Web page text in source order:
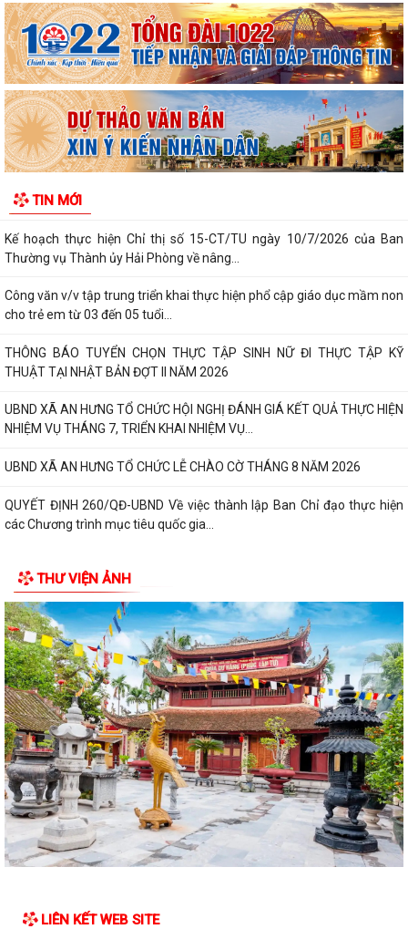
TIN MỚI
HỘI NGHỊ GIAO BAN DƯ LUẬN XÃ HỘI THÁNG 7/2026
XÃ AN HƯNG TẬP TRUNG TRIỂN KHAI PHỔ CẬP GIÁO DỤC MẦM NON
CHO TRẺ EM TỪ 03 ĐẾN 05 TUỔI
ĐOÀN CÔNG TÁC SỞ NÔNG NGHIỆP VÀ MÔI TRƯỜNG KIỂM TRA HỒ SƠ
ĐỀ NGHỊ CẤP KINH PHÍ HỖ TRỢ TRIỂN KHAI,...
bạo lực trên cơ sở giới trên...
Kế hoạch thực hiện Chỉ thị số 15-CT/TU ngày 10/7/2026 của Ban
Thường vụ Thành ủy Hải Phòng về nâng...
Công văn v/v tập trung triển khai thực hiện phổ cập giáo dục mầm non
cho trẻ em từ 03 đến 05 tuổi...
THÔNG BÁO TUYỂN CHỌN THỰC TẬP SINH NỮ ĐI THỰC TẬP KỸ
THUẬT TẠI NHẬT BẢN ĐỢT II NĂM 2026
UBND XÃ AN HƯNG TỔ CHỨC HỘI NGHỊ ĐÁNH GIÁ KẾT QUẢ THỰC HIỆN
NHIỆM VỤ THÁNG 7, TRIỂN KHAI NHIỆM VỤ...
UBND XÃ AN HƯNG TỔ CHỨC LỄ CHÀO CỜ THÁNG 8 NĂM 2026
QUYẾT ĐỊNH 260/QĐ-UBND Về việc thành lập Ban Chỉ đạo thực hiện
các Chương trình mục tiêu quốc gia...
xe Rebel 500 & CL500 (xe nhập...
QUYẾT ĐỊNH số 2900/QĐ-UBND ngày 24/7/2026 của UBND TP Hải
Phòng Về việc công bố danh mục thủ tục...
QUYẾT ĐỊNH số 2781/UBND- QĐ ngày 21/7/2026 của UBND TP Hải
Phòng Về việc công bố danh mục thủ tục...
QUYẾT ĐỊNH số 2701/QĐ-UBND ngày 14 /7/2026 của UBND TP Hải
Phòng Về việc công bố danh mục thủ tục...
Công văn 9171/SNNMT-VP ngày 24/7/2026 của Sở nông nghiệp và
môi trường V/v công khai danh mục thủ...
UBND XÃ AN HƯNG TỔ CHỨC HỘI NGHỊ XÉT DUYỆT ĐỐI TƯỢNG
HƯỞNG CHÍNH SÁCH HỖ TRỢ THEO NGHỊ QUYẾT SỐ...
SỐ" TRÊN TOÀN THÀNH PHỐ
THƯ VIỆN ẢNH
LIÊN KẾT WEB SITE